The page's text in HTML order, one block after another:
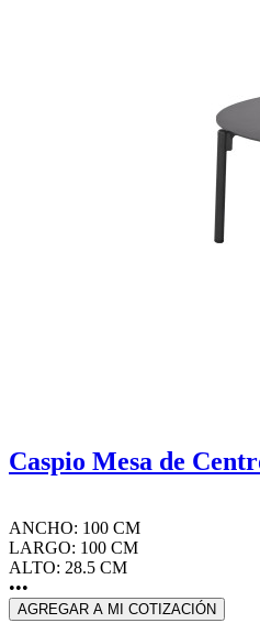
Caspio Mesa de
ANCHO: 100 CM
LARGO: 100 CM
ALTO: 28.5 CM
•••
AGREGAR A MI COTIZACIÓN